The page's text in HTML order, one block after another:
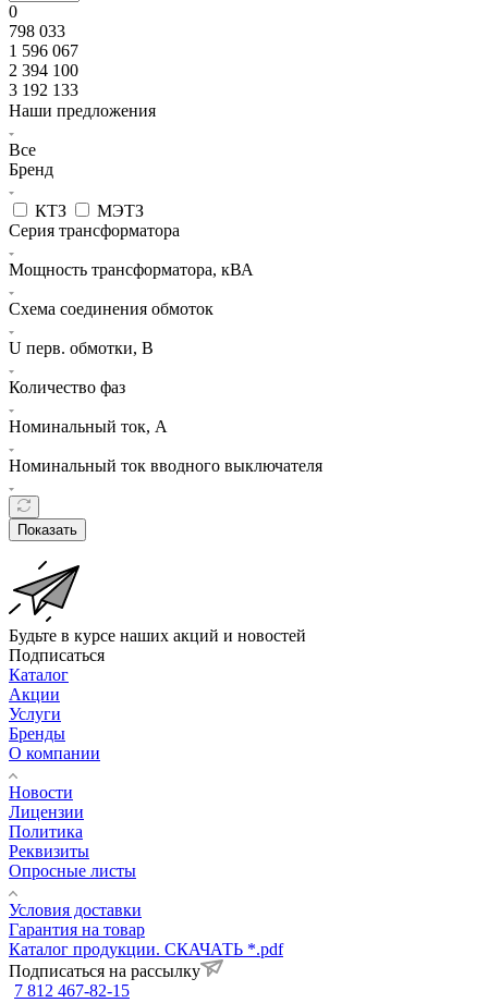
0
798 033
1 596 067
2 394 100
3 192 133
Наши предложения
Все
Бренд
КТЗ
МЭТЗ
Серия трансформатора
Мощность трансформатора, кВА
Схема соединения обмоток
U перв. обмотки, В
Количество фаз
Номинальный ток, А
Номинальный ток вводного выключателя
Показать
Будьте в курсе наших акций и новостей
Подписаться
Каталог
Акции
Услуги
Бренды
О компании
Новости
Лицензии
Политика
Реквизиты
Опросные листы
Условия доставки
Гарантия на товар
Каталог продукции. СКАЧАТЬ *.pdf
Подписаться на рассылку
7 812 467-82-15